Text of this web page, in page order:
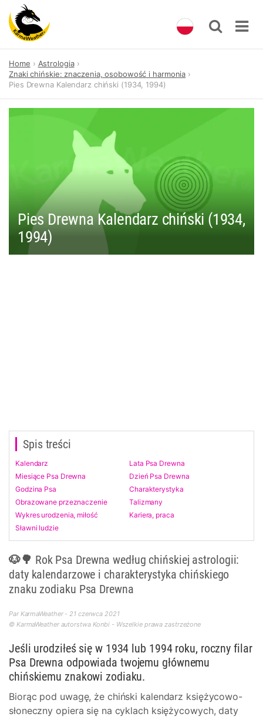
content
Home
Astrologia
Znaki chińskie: znaczenia, osobowość i harmonia
Pies Drewna Kalendarz chiński (1934, 1994)
Pies Drewna Kalendarz chiński (1934,
1994)
Spis treści
Kalendarz
Lata Psa Drewna
Miesiące Psa Drewna
Dzień Psa Drewna
Godzina Psa
Charakterystyka
Obrazowane przeznaczenie
Talizmany
Wykres urodzenia, miłość
Kariera, praca
Sławni ludzie
🐶🌳 Rok Psa Drewna według chińskiej astrologii:
daty kalendarzowe i charakterystyka chińskiego
znaku zodiaku Psa Drewna
Par KarmaWeather - 21 czerwca 2021
© KarmaWeather autorstwa Konbi - Wszelkie prawa zastrzeżone
Jeśli urodziłeś się w 1934 lub 1994 roku, roczny filar
Psa Drewna odpowiada twojemu głównemu
chińskiemu znakowi zodiaku.
Biorąc pod uwagę, że chiński kalendarz księżycowo-
słoneczny opiera się na cyklach księżycowych, daty